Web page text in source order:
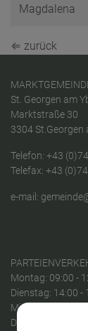
Magdalena
⇐ zurück
St. Georgen am
Marktstraße 30
3304 St.Georgen
Telefon: +43
Telefax: +43
e-mail:
Montag: 09:00 -
Dienstag: 14:00 -
Mittwoch: 08:00 -
Donnerstag: kein